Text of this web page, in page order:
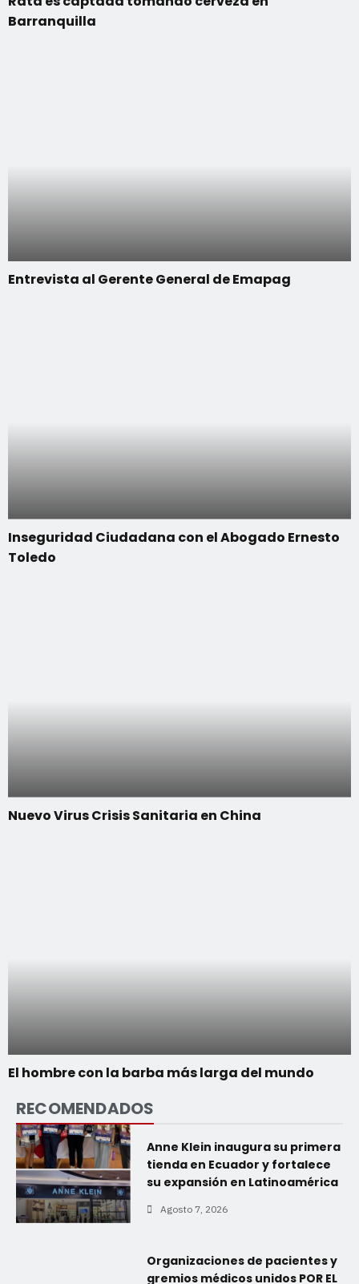
Barranquilla
Entrevista al Gerente General de Emapag
Inseguridad Ciudadana con el Abogado Ernesto
Toledo
Nuevo Virus Crisis Sanitaria en China
El hombre con la barba más larga del mundo
RECOMENDADOS
Anne Klein inaugura su primera
tienda en Ecuador y fortalece
su expansión en Latinoamérica
Agosto 7, 2026
Organizaciones de pacientes y
gremios médicos unidos POR EL